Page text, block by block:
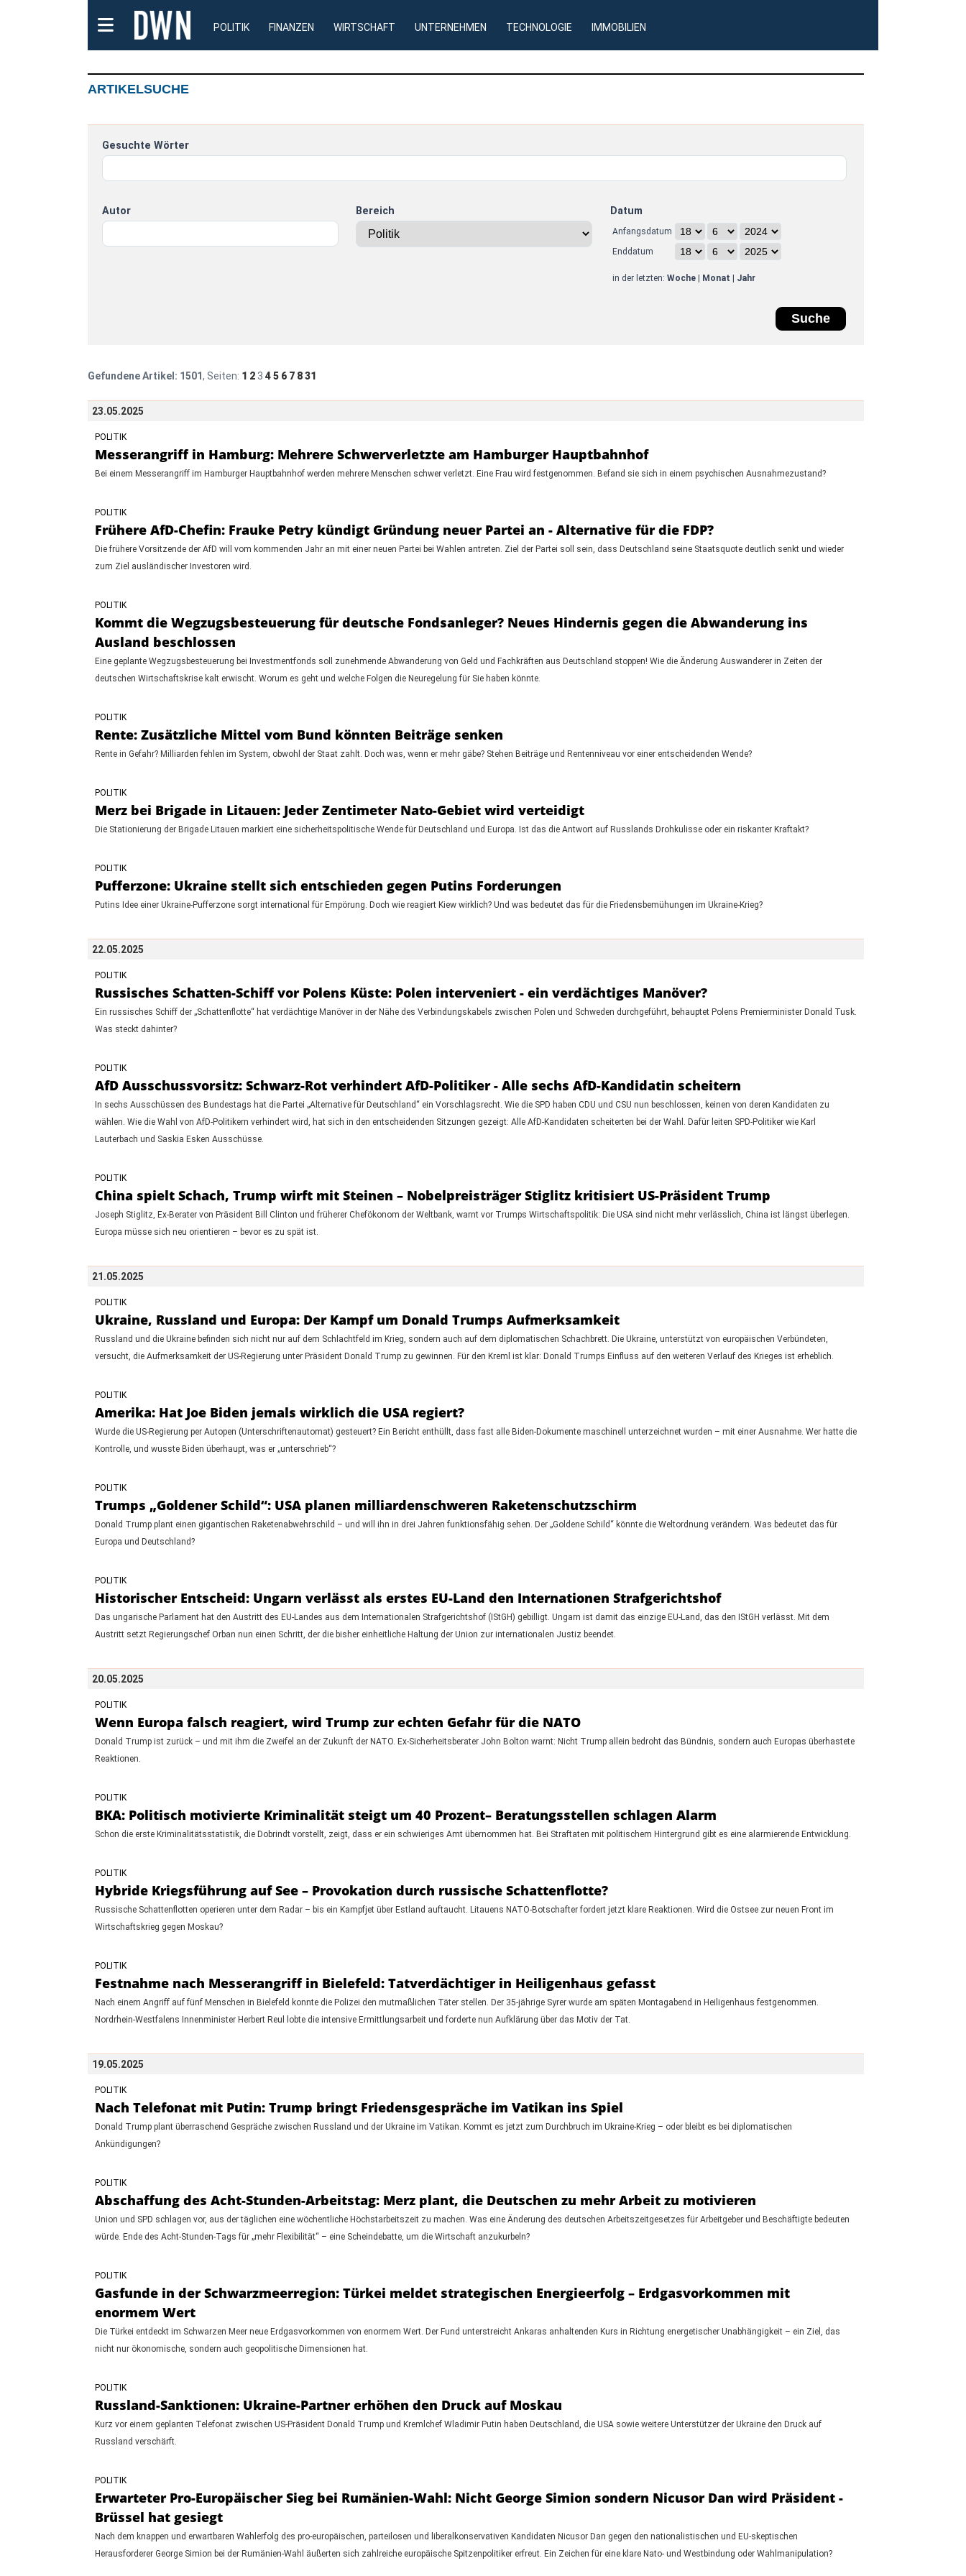
POLITIK FINANZEN WIRTSCHAFT UNTERNEHMEN TECHNOLOGIE IMMOBILIEN
ARTIKELSUCHE
Gesuchte Wörter
Autor Bereich Datum
Anfangsdatum
Enddatum
in der letzten: Woche| Monat Jahr
Gefundene Artikel: 1501, Seiten: 1 2 3 45 6 7 831
23.05.2025
POLITIK
Messerangriff in Hamburg: Mehrere Schwerverletzte am Hamburger Hauptbahnhof
Bei einem Messerangriff im Hamburger Hauptbahnhof werden mehrere Menschen schwer verletzt. Eine Frau wird festgenommen. Befand sie sich in einem psychischen Ausnahmezustand?
POLITIK
Frühere AfD-Chefin: Frauke Petry kündigt Gründung neuer Partei an - Alternative für die FDP?
Die frühere Vorsitzende der AfD will vom kommenden Jahr an mit einer neuen Partei bei Wahlen antreten. Ziel der Partei soll sein, dass Deutschland seine Staatsquote deutlich senkt und wieder
zum Ziel ausländischer Investoren wird.
POLITIK
Kommt die Wegzugsbesteuerung für deutsche Fondsanleger? Neues Hindernis gegen die Abwanderung ins
Ausland beschlossen
Eine geplante Wegzugsbesteuerung bei Investmentfonds soll zunehmende Abwanderung von Geld und Fachkräften aus Deutschland stoppen! Wie die Änderung Auswanderer in Zeiten der
deutschen Wirtschaftskrise kalt erwischt. Worum es geht und welche Folgen die Neuregelung für Sie haben könnte.
POLITIK
Rente: Zusätzliche Mittel vom Bund könnten Beiträge senken
Rente in Gefahr? Milliarden fehlen im System, obwohl der Staat zahlt. Doch was, wenn er mehr gäbe? Stehen Beiträge und Rentenniveau vor einer entscheidenden Wende?
POLITIK
Merz bei Brigade in Litauen: Jeder Zentimeter Nato-Gebiet wird verteidigt
Die Stationierung der Brigade Litauen markiert eine sicherheitspolitische Wende für Deutschland und Europa. Ist das die Antwort auf Russlands Drohkulisse oder ein riskanter Kraftakt?
POLITIK
Pufferzone: Ukraine stellt sich entschieden gegen Putins Forderungen
Putins Idee einer Ukraine-Pufferzone sorgt international für Empörung. Doch wie reagiert Kiew wirklich? Und was bedeutet das für die Friedensbemühungen im Ukraine-Krieg?
22.05.2025
POLITIK
Russisches Schatten-Schiff vor Polens Küste: Polen interveniert - ein verdächtiges Manöver?
Ein russisches Schiff der „Schattenflotte“ hat verdächtige Manöver in der Nähe des Verbindungskabels zwischen Polen und Schweden durchgeführt, behauptet Polens Premierminister Donald Tusk.
Was steckt dahinter?
POLITIK
AfD Ausschussvorsitz: Schwarz-Rot verhindert AfD-Politiker - Alle sechs AfD-Kandidatin scheitern
In sechs Ausschüssen des Bundestags hat die Partei „Alternative für Deutschland“ ein Vorschlagsrecht. Wie die SPD haben CDU und CSU nun beschlossen, keinen von deren Kandidaten zu
wählen. Wie die Wahl von AfD-Politikern verhindert wird, hat sich in den entscheidenden Sitzungen gezeigt: Alle AfD-Kandidaten scheiterten bei der Wahl. Dafür leiten SPD-Politiker wie Karl
Lauterbach und Saskia Esken Ausschüsse.
POLITIK
China spielt Schach, Trump wirft mit Steinen – Nobelpreisträger Stiglitz kritisiert US-Präsident Trump
Joseph Stiglitz, Ex-Berater von Präsident Bill Clinton und früherer Chefökonom der Weltbank, warnt vor Trumps Wirtschaftspolitik: Die USA sind nicht mehr verlässlich, China ist längst überlegen.
Europa müsse sich neu orientieren – bevor es zu spät ist.
21.05.2025
POLITIK
Ukraine, Russland und Europa: Der Kampf um Donald Trumps Aufmerksamkeit
Russland und die Ukraine befinden sich nicht nur auf dem Schlachtfeld im Krieg, sondern auch auf dem diplomatischen Schachbrett. Die Ukraine, unterstützt von europäischen Verbündeten,
versucht, die Aufmerksamkeit der US-Regierung unter Präsident Donald Trump zu gewinnen. Für den Kreml ist klar: Donald Trumps Einfluss auf den weiteren Verlauf des Krieges ist erheblich.
POLITIK
Amerika: Hat Joe Biden jemals wirklich die USA regiert?
Wurde die US-Regierung per Autopen (Unterschriftenautomat) gesteuert? Ein Bericht enthüllt, dass fast alle Biden-Dokumente maschinell unterzeichnet wurden – mit einer Ausnahme. Wer hatte die
Kontrolle, und wusste Biden überhaupt, was er „unterschrieb“?
POLITIK
Trumps „Goldener Schild“: USA planen milliardenschweren Raketenschutzschirm
Donald Trump plant einen gigantischen Raketenabwehrschild – und will ihn in drei Jahren funktionsfähig sehen. Der „Goldene Schild“ könnte die Weltordnung verändern. Was bedeutet das für
Europa und Deutschland?
POLITIK
Historischer Entscheid: Ungarn verlässt als erstes EU-Land den Internationen Strafgerichtshof
Das ungarische Parlament hat den Austritt des EU-Landes aus dem Internationalen Strafgerichtshof (IStGH) gebilligt. Ungarn ist damit das einzige EU-Land, das den IStGH verlässt. Mit dem
Austritt setzt Regierungschef Orban nun einen Schritt, der die bisher einheitliche Haltung der Union zur internationalen Justiz beendet.
20.05.2025
POLITIK
Wenn Europa falsch reagiert, wird Trump zur echten Gefahr für die NATO
Donald Trump ist zurück – und mit ihm die Zweifel an der Zukunft der NATO. Ex-Sicherheitsberater John Bolton warnt: Nicht Trump allein bedroht das Bündnis, sondern auch Europas überhastete
Reaktionen.
POLITIK
BKA: Politisch motivierte Kriminalität steigt um 40 Prozent– Beratungsstellen schlagen Alarm
Schon die erste Kriminalitätsstatistik, die Dobrindt vorstellt, zeigt, dass er ein schwieriges Amt übernommen hat. Bei Straftaten mit politischem Hintergrund gibt es eine alarmierende Entwicklung.
POLITIK
Hybride Kriegsführung auf See – Provokation durch russische Schattenflotte?
Russische Schattenflotten operieren unter dem Radar – bis ein Kampfjet über Estland auftaucht. Litauens NATO-Botschafter fordert jetzt klare Reaktionen. Wird die Ostsee zur neuen Front im
Wirtschaftskrieg gegen Moskau?
POLITIK
Festnahme nach Messerangriff in Bielefeld: Tatverdächtiger in Heiligenhaus gefasst
Nach einem Angriff auf fünf Menschen in Bielefeld konnte die Polizei den mutmaßlichen Täter stellen. Der 35-jährige Syrer wurde am späten Montagabend in Heiligenhaus festgenommen.
Nordrhein-Westfalens Innenminister Herbert Reul lobte die intensive Ermittlungsarbeit und forderte nun Aufklärung über das Motiv der Tat.
19.05.2025
POLITIK
Nach Telefonat mit Putin: Trump bringt Friedensgespräche im Vatikan ins Spiel
Donald Trump plant überraschend Gespräche zwischen Russland und der Ukraine im Vatikan. Kommt es jetzt zum Durchbruch im Ukraine-Krieg – oder bleibt es bei diplomatischen
Ankündigungen?
POLITIK
Abschaffung des Acht-Stunden-Arbeitstag: Merz plant, die Deutschen zu mehr Arbeit zu motivieren
Union und SPD schlagen vor, aus der täglichen eine wöchentliche Höchstarbeitszeit zu machen. Was eine Änderung des deutschen Arbeitszeitgesetzes für Arbeitgeber und Beschäftigte bedeuten
würde. Ende des Acht-Stunden-Tags für „mehr Flexibilität“ – eine Scheindebatte, um die Wirtschaft anzukurbeln?
POLITIK
Gasfunde in der Schwarzmeerregion: Türkei meldet strategischen Energieerfolg – Erdgasvorkommen mit
enormem Wert
Die Türkei entdeckt im Schwarzen Meer neue Erdgasvorkommen von enormem Wert. Der Fund unterstreicht Ankaras anhaltenden Kurs in Richtung energetischer Unabhängigkeit – ein Ziel, das
nicht nur ökonomische, sondern auch geopolitische Dimensionen hat.
POLITIK
Russland-Sanktionen: Ukraine-Partner erhöhen den Druck auf Moskau
Kurz vor einem geplanten Telefonat zwischen US-Präsident Donald Trump und Kremlchef Wladimir Putin haben Deutschland, die USA sowie weitere Unterstützer der Ukraine den Druck auf
Russland verschärft.
POLITIK
Erwarteter Pro-Europäischer Sieg bei Rumänien-Wahl: Nicht George Simion sondern Nicusor Dan wird Präsident -
Brüssel hat gesiegt
Nach dem knappen und erwartbaren Wahlerfolg des pro-europäischen, parteilosen und liberalkonservativen Kandidaten Nicusor Dan gegen den nationalistischen und EU-skeptischen
Herausforderer George Simion bei der Rumänien-Wahl äußerten sich zahlreiche europäische Spitzenpolitiker erfreut. Ein Zeichen für eine klare Nato- und Westbindung oder Wahlmanipulation?